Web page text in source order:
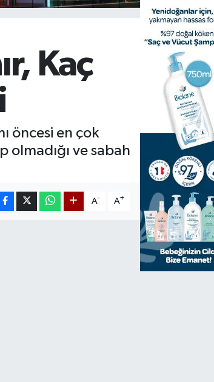
Kaç
öncesi en çok
olmadığı ve sabah
A- A+